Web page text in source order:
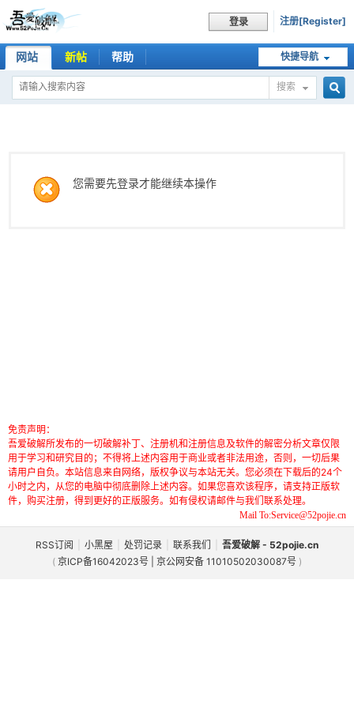
登录 注册[Register]
快捷导航
网站 新帖 帮助
搜索
您需要先登录才能继续本操作
免责声明：
吾爱破解所发布的一切破解补丁、注册机和注册信息及软件的解密分析文章仅限
用于学习和研究目的；不得将上述内容用于商业或者非法用途，否则，一切后果
请用户自负。本站信息来自网络，版权争议与本站无关。您必须在下载后的24个
小时之内，从您的电脑中彻底删除上述内容。如果您喜欢该程序，请支持正版软
件，购买注册，得到更好的正版服务。如有侵权请邮件与我们联系处理。
Mail To:Service@52pojie.cn
RSS订阅 小黑屋 处罚记录 联系我们
吾爱破解 - 52pojie.cn
( 京ICP备16042023号 | 京公网安备 11010502030087号 )